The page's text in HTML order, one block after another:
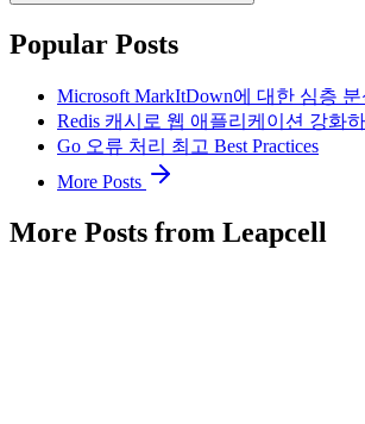
Popular Posts
Microsoft MarkItDown에 대한 심층 분
Redis 캐시로 웹 애플리케이션 강화하
Go 오류 처리 최고 Best Practices
More Posts
More Posts from Leapcell